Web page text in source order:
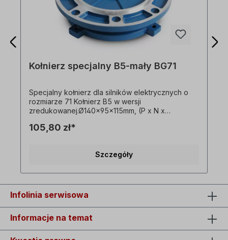
Kołnierz specjalny B5-mały BG71
Specjalny kołnierz dla silników elektrycznych o
rozmiarze 71 Kołnierz B5 w wersji
zredukowanej.Ø140x95x115mm, (P x N x
pasują do silników w zmniejszonym rozmiarze!
105,80 zł*
Szczegóły
Infolinia serwisowa
Informacje na temat